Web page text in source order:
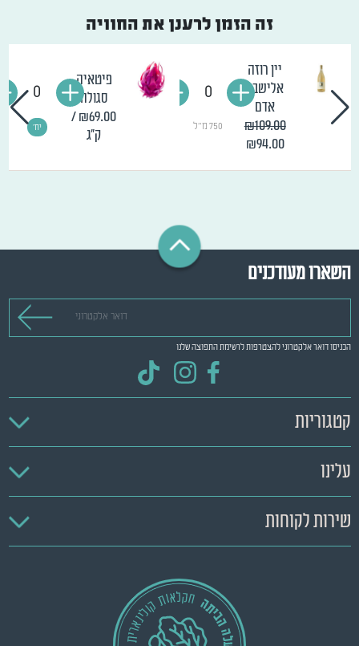
זה הזמן לרענן את החוויה
יין רוזה
אלישבע
אדם
₪109.00
₪94.00
750 מ"ל
0
פיטאיה
סגולה
₪69.00
/
ק"ג
יח'
0
השארו מעודכנים
הכניסו דואר אלקטרוני להצטרפות לרשימת התפוצה שלנו
קטגוריות
עלינו
שירות לקוחות